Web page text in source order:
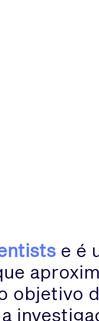
e é
objetivo